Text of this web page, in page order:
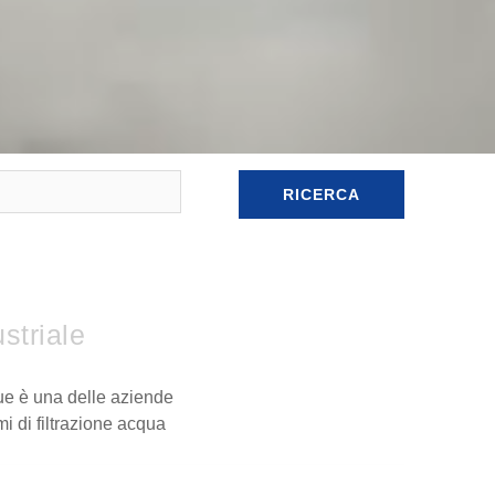
RICERCA
è una delle aziende
di filtrazione acqua